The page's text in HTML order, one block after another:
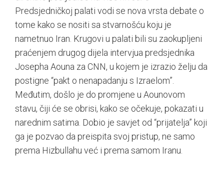
Predsjedničkoj palati vodi se nova vrsta debate o
tome kako se nositi sa stvarnošću koju je
nametnuo Iran. Krugovi u palati bili su zaokupljeni
praćenjem drugog dijela intervjua predsjednika
Josepha Aouna za CNN, u kojem je izrazio želju da
postigne “pakt o nenapadanju s Izraelom”.
Međutim, došlo je do promjene u Aounovom
stavu, čiji će se obrisi, kako se očekuje, pokazati u
narednim satima. Dobio je savjet od “prijatelja” koji
ga je pozvao da preispita svoj pristup, ne samo
prema Hizbullahu već i prema samom Iranu.